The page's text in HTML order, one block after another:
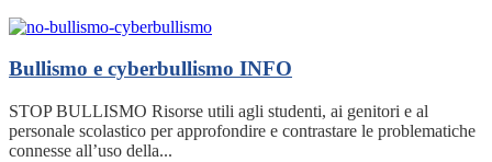
Bullismo e cyberbullismo INFO
STOP BULLISMO Risorse utili agli studenti, ai genitori e al
personale scolastico per approfondire e contrastare le problematiche
connesse all’uso della...